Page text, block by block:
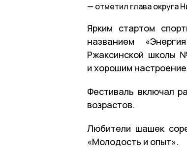
отметил глава округа
Ярким стартом
названием
Ржаксинской школы
и хорошим
Фестиваль включал
возрастов.
Любители шашек
«Молодость и опыт».